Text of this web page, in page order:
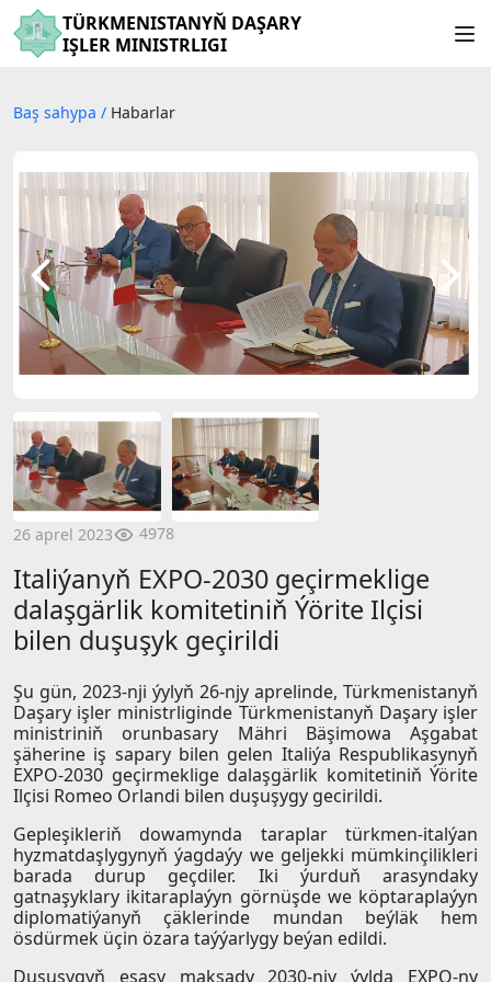
TÜRKMENISTANYŇ DAŞARY
IŞLER MINISTRLIGI
Baş sahypa / Habarlar
26 aprel 2023 4978
Italiýanyň EXPO-2030 geçirmeklige
dalaşgärlik komitetiniň Ýörite Ilçisi
bilen duşuşyk geçirildi
Şu gün, 2023-nji ýylyň 26-njy aprelinde, Türkmenistanyň
Daşary işler ministrliginde Türkmenistanyň Daşary işler
ministriniň orunbasary Mähri Bäşimowa Aşgabat
şäherine iş sapary bilen gelen Italiýa Respublikasynyň
EXPO-2030 geçirmeklige dalaşgärlik komitetiniň Ýörite
Ilçisi Romeo Orlandi bilen duşuşygy gecirildi.
Gepleşikleriň dowamynda taraplar türkmen-italýan
hyzmatdaşlygynyň ýagdaýy we geljekki mümkinçilikleri
barada durup geçdiler. Iki ýurduň arasyndaky
gatnaşyklary ikitaraplaýyn görnüşde we köptaraplaýyn
diplomatiýanyň çäklerinde mundan beýläk hem
ösdürmek üçin özara taýýarlygy beýan edildi.
Duşuşygyň esasy maksady 2030-njy ýylda EXPO-ny